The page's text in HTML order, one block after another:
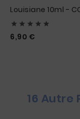
Louisiane 10ml -
    
6,90 €
16 Autre